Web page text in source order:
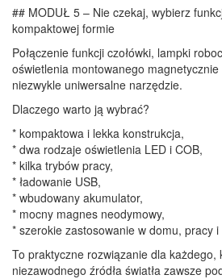
## MODUŁ 5 – Nie czekaj, wybierz
kompaktowej formie
Połączenie funkcji czołówki, lampki
oświetlenia montowanego
niezwykle uniwersalne narzędzie.
Dlaczego warto ją wybrać?
* kompaktowa i lekka konstrukcja,
* dwa rodzaje oświetlenia LED i COB,
* kilka trybów pracy,
* ładowanie USB,
* wbudowany akumulator,
* mocny magnes neodymowy,
* szerokie zastosowanie w domu, pracy i
To praktyczne rozwiązanie dla każdego,
niezawodnego źródła światła zawsze